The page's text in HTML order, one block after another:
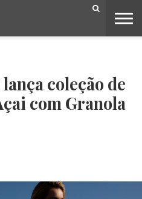
coleção de
com Granola